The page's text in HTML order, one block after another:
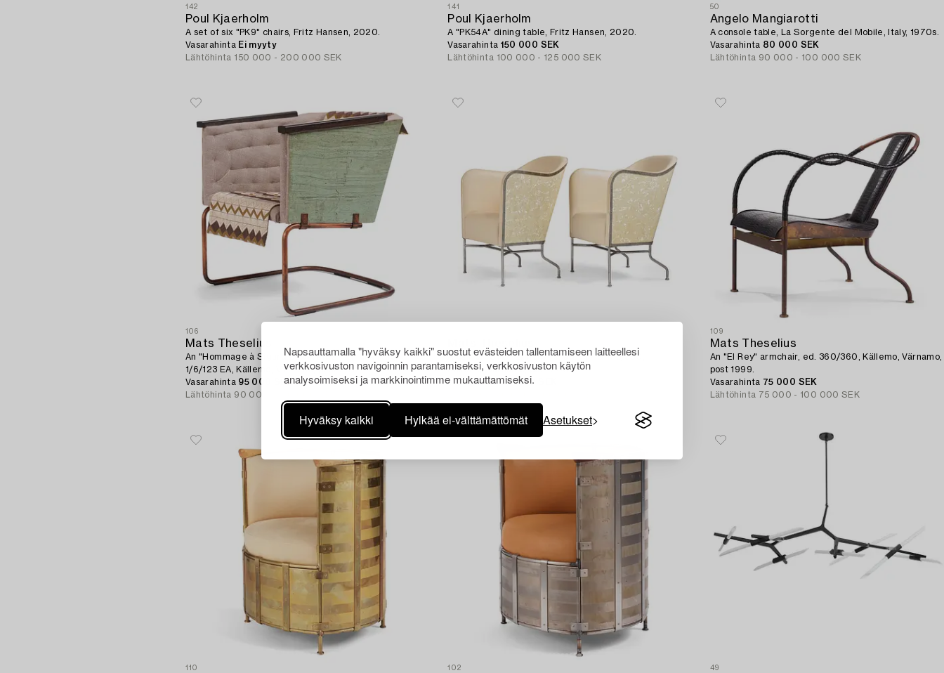
Napsauttamalla "hyväksy kaikki" suostut evästeiden tallentamiseen laitteellesi
verkkosivuston navigoinnin parantamiseksi, verkkosivuston käytön
analysoimiseksi ja markkinointimme mukauttamiseksi.
Hyväksy kaikki Hylkää ei-välttämättömät Asetukset
142
Poul Kjaerholm
A set of six "PK9" chairs, Fritz Hansen, 2020.
Vasarahinta Ei myyty
Lähtöhinta 150 000 - 200 000 SEK
141
Poul Kjaerholm
A "PK54A" dining table, Fritz Hansen, 2020.
Vasarahinta 150 000 SEK
Lähtöhinta 100 000 - 125 000 SEK
50
Angelo Mangiarotti
A console table, La Sorgente del Mobile, Italy, 1970s.
Vasarahinta 80 000 SEK
Lähtöhinta 90 000 - 100 000 SEK
106
Mats Theselius
An "Hommage à Sigurd Lewerentz" armchair, ed.
1/6/123 EA, Källemo, Värnamo, post 2012.
Vasarahinta 95 000 SEK
Lähtöhinta 90 000 - 100 000 SEK
A pair of "Star" armchairs, ed. 147 & 175/360,
Källemo, Värnamo, post 2009.
Vasarahinta80 000 SEK
109
Mats Theselius
An "El Rey" armchair, ed. 360/360, Källemo, Värnamo,
post 1999.
Vasarahinta 75 000 SEK
Lähtöhinta 75 000 - 100 000 SEK
110 102 49